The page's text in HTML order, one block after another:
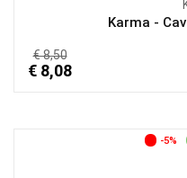
Karma -
€ 8,50
€ 8,08
-5%